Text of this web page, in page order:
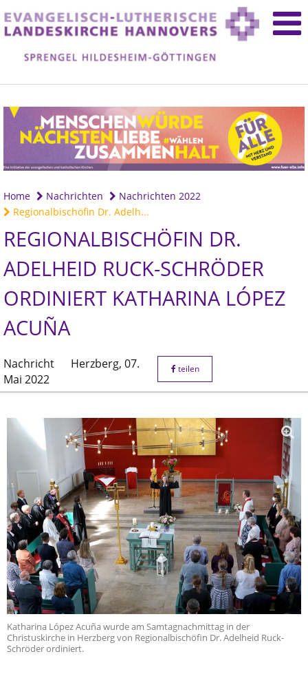
Home Nachrichten
Nachrichten 2022
Regionalbischöfin Dr. Adelh...
REGIONALBISCHÖFIN DR.
ADELHEID RUCK-SCHRÖDER
ORDINIERT KATHARINA LÓPEZ
ACUÑA
Nachricht Herzberg, 07.
Mai 2022
teilen
Katharina López Acuña wurde am Samtagnachmittag in der
Christuskirche in Herzberg von Regionalbischöfin Dr. Adelheid Ruck-
Schröder ordiniert.